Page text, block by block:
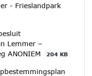
- Frieslandpark
Lemmer –
ANONIEM
204 KB